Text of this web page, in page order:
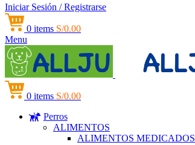
Iniciar Sesión / Registrarse
0 items S/0.00
Menu
0 items S/0.00
Perros
ALIMENTOS
ALIMENTOS MEDICADOS